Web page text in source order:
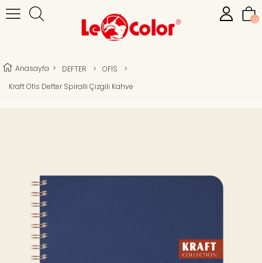
0
Anasayfa > DEFTER > OFİS
>
Kraft Ofis Defter Spiralli Çizgili Kahve